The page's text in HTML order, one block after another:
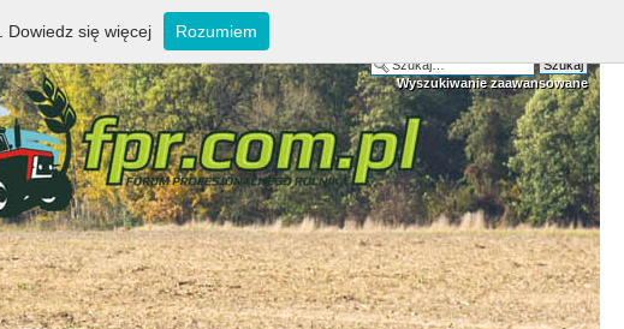
Wyszukiwanie zaawansowane
Dowiedz się więcej Rozumiem